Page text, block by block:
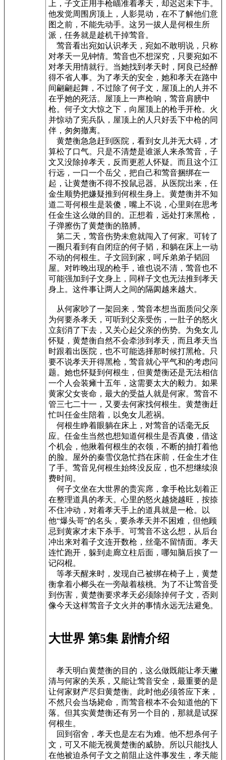
上，子文正用手枪瞄准着孝天，却迟迟未下手。
他发觉周围房顶上，人影晃动，在不了解他们意
图之前，不能先动手。这另一拔人是何根生所
派，任务就是趁机干掉莺音。
莺音看出宛如认识孝天，宛如不敢明说，只称
对孝天一见钟情。莺音也不想深究，只要宛如不
对孝天用情就行。当她找到孝天时，阿良已经醉
得不省人事。为了孝天的安全，她和孝天在路中
间翩翩起舞，不过除了何子文，屋顶上的人并不
在乎她的死活。屋顶上一声枪响，莺音肩膀中
枪。何子文大惊之下，向屋顶上的枪手开枪。火
并惊动了宪兵队，屋顶上的人只好丢下中枪的同
伴，匆匆撤离。
黄楚衡急急赶到医院，看到女儿并无大碍，才
算松了口气。只是不清楚是谁派人来杀莺音，子
文又没除掉孝天，反而更惹人怀疑。而且这个江
行远，一口一个岳父，把自己和莺音捆绑在一
起，让黄楚衡不得不投鼠忌器。从医院出来，任
金生顺势把嫌疑推到何根生身上。黄楚衡并不知
道二哥何根生是装傻，嘴上不说，心里则在思考
任金生这么做的目的。正想着，远处打来黑枪，
子弹擦伤了黄楚衡的胳膊。
第二天，莺音伤势未愈就闯入了何家。可转了
一圈只看到有自闭症的何子韬，和躺在床上一动
不动的何根生。子文回到家，呵斥弟弟子韬回
屋。对昨晚出现的枪手，谁也说不清，莺音也不
可能强加到子文身上，同样子文也无法推到孝天
身上。这件事让两人之间的隔阂越来越大。
从何家吵了一架回来，莺音本想当面质问父亲
为何要杀孝天，可听到父亲受伤，一肚子的怒火
立刻消了下去，又关心起父亲的伤势。为免女儿
怀疑，黄楚衡自然不会牵涉到孝天，而且孝天当
时跟着出医院，也不可能选择那时候打黑枪。只
要不说孝天开得黑枪，莺音就心平气和的考虑问
题。她也怀疑到何根生，但黄楚衡还是无法相信
一个人会装瘫十五年，这需要太大的毅力。如果
黄家父女丧命，最大的受益人就是何家。莺音不
管三七二十一，又要去何家找何根生。黄楚衡赶
忙叫任金生陪着，以免女儿惹祸。
何根生睁着眼躺在床上，对莺音的话毫无反
应。任金生当然也想知道何根生是否真傻，借这
个机会，他揪着何根生的衣领，不断的抽打着他
的脸。屋外的秦雪仪急忙挡在床前，任金生才住
了手。莺音见何根生始终没反应，也不想继续浪
费时间。
何子文坐在大世界的贵宾席，拿手枪比划着正
在整理道具的孝天。心里的怒火越烧越旺，按捺
不住冲动，对着孝天手上的道具就是一枪。以
他“爆头哥”的名头，要杀孝天并不困难，但他顾
忌到黄家才未下杀手。可莺音不这么想，从后台
冲出来对着子文连开数枪，丝毫不留情面。孝天
连忙跑开，躲到走廊立柱后面，哪知脑后挨了一
记闷棍。
等孝天醒来时，发现自己被绑在椅子上，黄楚
衡拿着小榔头在一旁敲着核桃。为了不让莺音受
到伤害，黄楚衡要求孝天必须除掉何子文，否则
像今天这样莺音子文火并的事情永远无法避免。
大世界 第5集 剧情介绍
孝天明白黄楚衡的目的，这么做既能让孝天撇
清与何家的关系，又能让莺音安全，最重要的是
让何家财产尽归黄楚衡。此时他必须答应下来，
不然只会当场毙命，而莺音根本不会知道他的下
落。但其实黄楚衡还有另一个目的，那就是试探
何根生。
回到宿舍，孝天也是左右为难。他不想杀何子
文，可又不能无视黄楚衡的威胁。所以只能找人
在他被迫杀何子文之前阻止这件事发生，孝天能